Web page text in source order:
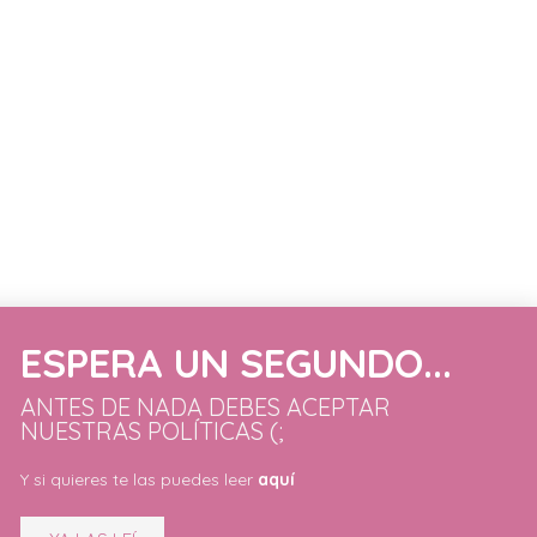
ESPERA UN SEGUNDO...
ANTES DE NADA DEBES ACEPTAR
NUESTRAS POLÍTICAS (;
Y si quieres te las puedes leer aquí